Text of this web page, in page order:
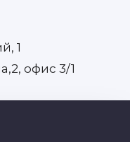
1
офис 3/1